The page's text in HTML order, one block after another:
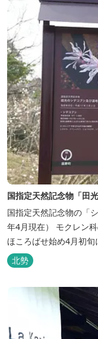
国指定天然記念物「田
国指定天然記念物の「
年4月現在） モクレン科のシデコブシは、例年3月末からつぼみを
ほころばせ始め4月初旬
周辺の狭い範囲に自生
菰野町、四日市市など
存在して...
北勢